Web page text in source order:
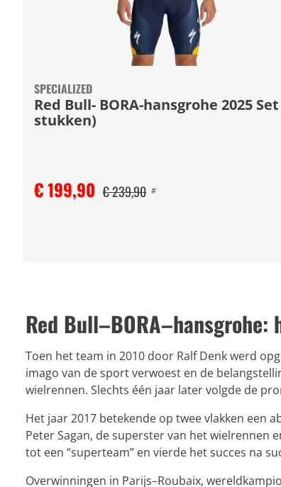
SPECIALIZED
Red Bull- BORA-hansgrohe 2025
stukken)
€ 199,90 € 239,90 #
Red
Toen het team in 2010 door Ralf Denk werd
imago van de sport verwoest en de
wielrennen. Slechts één jaar later volgde de
Het jaar 2017 betekende op twee vlakken een
Peter Sagan, de superster van het wielrennen
tot een “superteam” en vierde het succes na
Overwinningen in Parijs–Roubaix,